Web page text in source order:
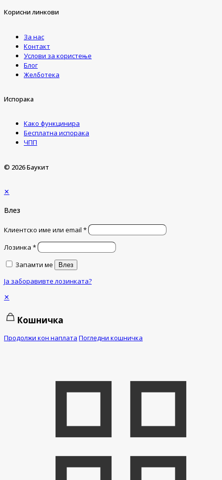
Корисни линкови
За нас
Контакт
Услови за користење
Блог
Желботека
Испорака
Како функцинира
Бесплатна испорака
ЧПП
© 2026 Баукит
✕
Влез
Клиентско име или email *
Лозинка *
Запамти ме
Влез
Ја заборавивте лозинката?
✕
Кошничка
Продолжи кон наплата Погледни кошничка